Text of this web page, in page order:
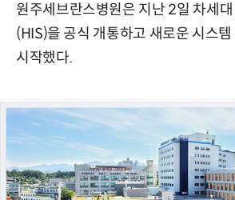
원주세브란스병원은 지난 2일 차세
(HIS)을 공식 개통하고 새로운 시스
시작했다.